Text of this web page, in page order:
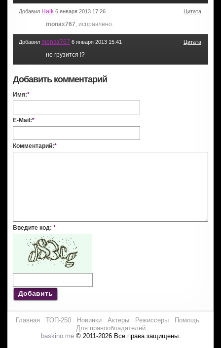
Добавил Halk 6 января 2013 17:26 Цитата
monax767, исправлено.
Добавил monax767 6 января 2013 15:41 Цитата
не грузится !?
Добавить комментарий
Имя:*
E-Mail:*
Комментарий:*
Введите код: *
Добавить
Главная ТОП-250 Новинки Актеры Режиссеры
Помощь
Для правообладателей
baskino.me© 2011-2026 Все права защищены.